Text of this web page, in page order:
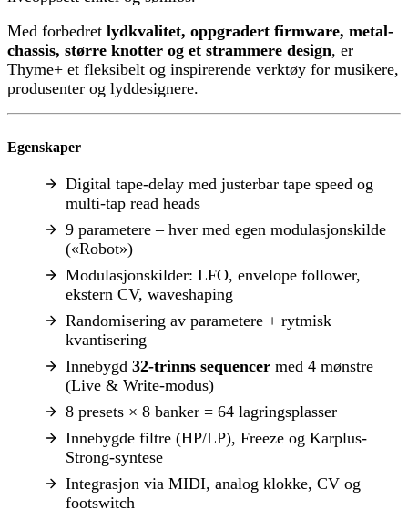
Med forbedret lydkvalitet, oppgradert firmware, metal-
chassis, større knotter og et strammere design, er
Thyme+ et fleksibelt og inspirerende verktøy for musikere,
produsenter og lyddesignere.
Egenskaper
Digital tape-delay med justerbar tape speed og
multi-tap read heads
9 parametere – hver med egen modulasjonskilde
(«Robot»)
Modulasjonskilder: LFO, envelope follower,
ekstern CV, waveshaping
Randomisering av parametere + rytmisk
kvantisering
Innebygd 32-trinns sequencer med 4 mønstre
(Live & Write-modus)
8 presets × 8 banker = 64 lagringsplasser
Innebygde filtre (HP/LP), Freeze og Karplus-
Strong-syntese
Integrasjon via MIDI, analog klokke, CV og
footswitch